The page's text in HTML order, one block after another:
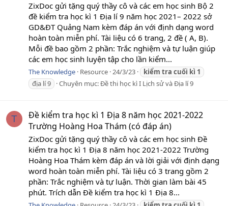
ZixDoc gửi tặng quý thầy cô và các em học sinh Bộ 2
đề kiểm tra học kì 1 Địa lí 9 năm học 2021– 2022 sở
GD&ĐT Quảng Nam kèm đáp án với định dạng word
hoàn toàn miễn phí. Tài liệu có 6 trang, 2 đề ( A, B).
Mỗi đề bao gồm 2 phần: Trắc nghiệm và tự luận giúp
các em học sinh luyện tập cho lần kiểm...
The Knowledge Resource 24/3/23 kiểm tra cuối kì 1
địa lí 9
Chuyên mục:Đề thi học kì I Lịch sử và Địa lí 9
T
Đề kiểm tra học kì 1 Địa 8 năm học 2021-2022
Trường Hoàng Hoa Thám (có đáp án)
ZixDoc gửi tặng quý thầy cô và các em học sinh Đề
kiểm tra học kì 1 Địa 8 năm học 2021-2022 Trường
Hoàng Hoa Thám kèm đáp án và lời giải với định dạng
word hoàn toàn miễn phí. Tài liệu có 3 trang gồm 2
phần: Trắc nghiệm và tự luận. Thời gian làm bài 45
phút. Trích dẫn Đề kiểm tra học kì 1 Địa 8...